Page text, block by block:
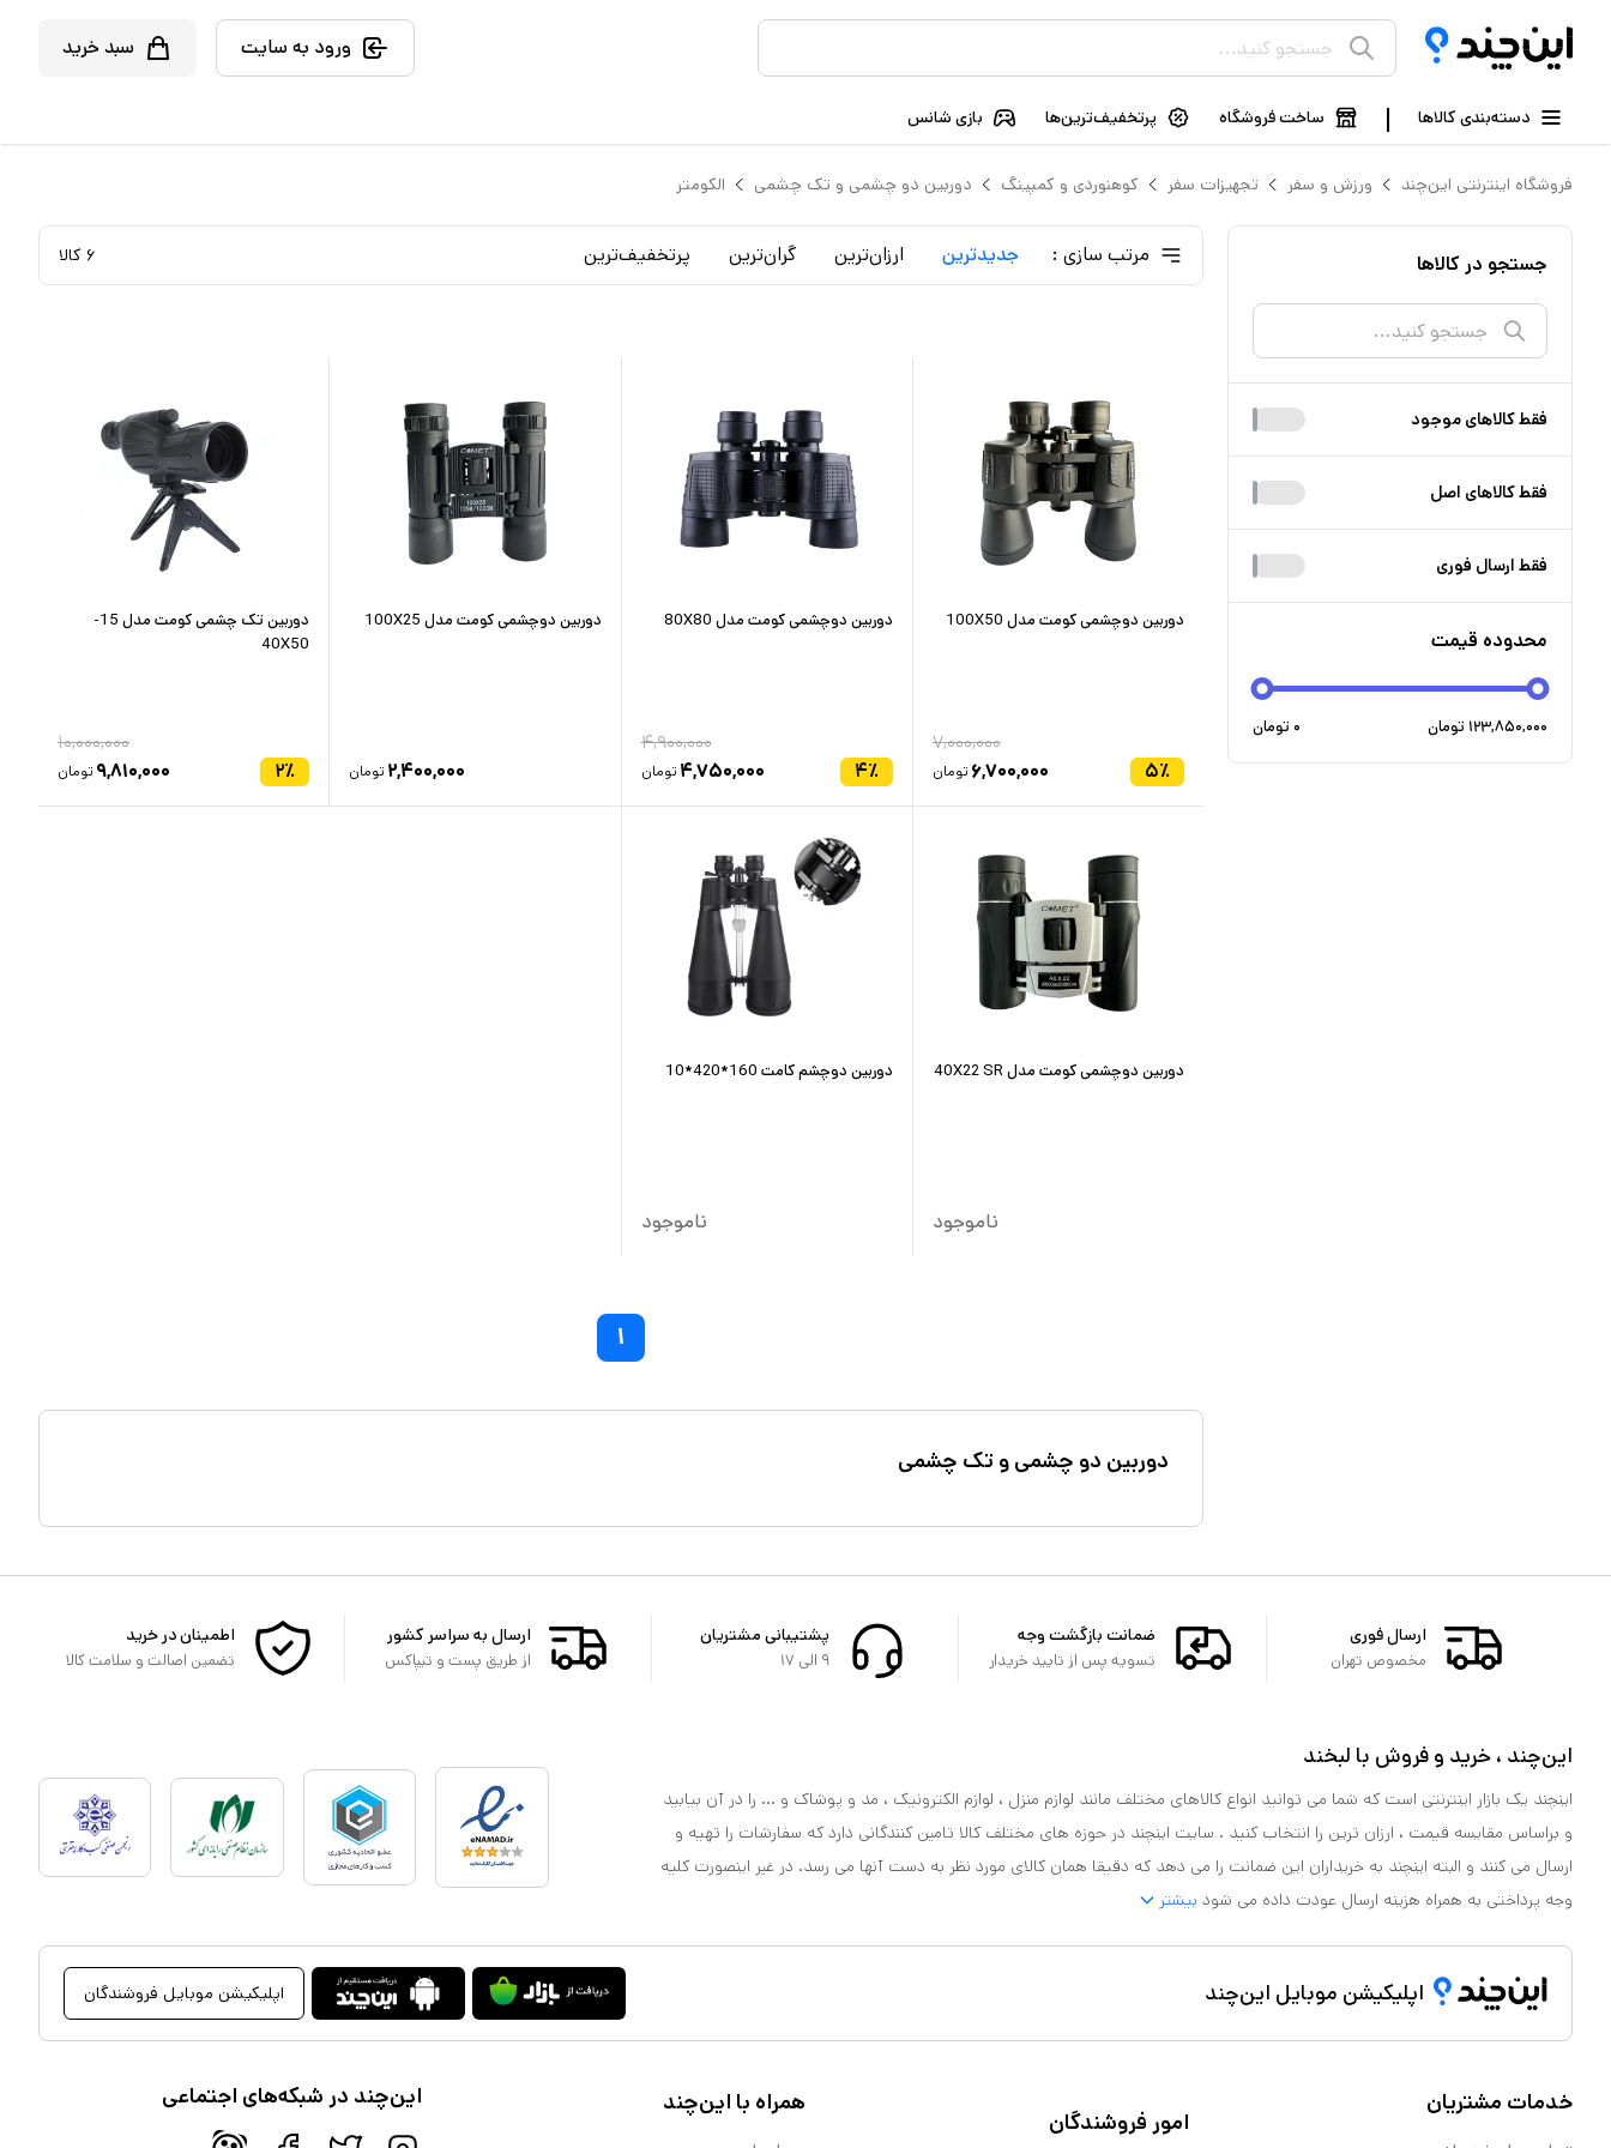
ورود به سایت سبد خرید
دسته‌بندی کالاها ساخت فروشگاه پرتخفیف‌ترین‌ها بازی شانس
فروشگاه اینترنتی این‌چند ورزش و سفر تجهیزات سفر کوهنوردی و کمپینگ دوربین دو چشمی و تک چشمی الکومتر
جستجو در کالاها
فقط کالا‌های موجود
فقط کالا‌های اصل
فقط ارسال فوری
محدوده قیمت
۱۲۳,۸۵۰,۰۰۰ تومان ۰ تومان
مرتب سازی : جدید‌ترین ارزان‌ترین گران‌ترین پرتخفیف‌ترین ۶ کالا
دوربین دوچشمی کومت مدل 100X50
۵٪
۷,۰۰۰,۰۰۰
۶,۷۰۰,۰۰۰ تومان
دوربین دوچشمی کومت مدل 80X80
۴٪
۴,۹۰۰,۰۰۰
۴,۷۵۰,۰۰۰ تومان
دوربین دوچشمی کومت مدل 100X25
۲,۴۰۰,۰۰۰ تومان
دوربین تک چشمی کومت مدل 15-
40X50
۲٪
۱۰,۰۰۰,۰۰۰
۹,۸۱۰,۰۰۰ تومان
دوربین دوچشمی کومت مدل 40X22 SR
ناموجود
دوربین دوچشم کامت 160*420*10
ناموجود
۱
دوربین دو چشمی و تک چشمی
ارسال فوری
مخصوص تهران
ضمانت بازگشت وجه
تسویه پس از تایید خریدار
پشتیبانی مشتریان
۹ الی ۱۷
ارسال به سراسر کشور
از طریق پست و تیپاکس
اطمینان در خرید
تضمین اصالت و سلامت کالا
این‌چند ، خرید و فروش با لبخند
اینچند یک بازار اینترنتی است که شما می توانید انواع کالاهای مختلف مانند لوازم منزل ، لوازم الکترونیک ، مد و پوشاک و ... را در آن بیابید
و براساس مقایسه قیمت ، ارزان ترین را انتخاب کنید . سایت اینچند در حوزه های مختلف کالا تامین کنندگانی دارد که سفارشات را تهیه و
ارسال می کنند و البته اینچند به خریداران این ضمانت را می دهد که دقیقا همان کالای مورد نظر به دست آنها می رسد. در غیر اینصورت کلیه
وجه پرداختی به همراه هزینه ارسال عودت داده می شود بیشتر
اپلیکیشن موبایل این‌چند اپلیکیشن موبایل فروشندگان
خدمات مشتریان
امور فروشندگان
همراه با این‌چند این‌چند در شبکه‌های اجتماعی